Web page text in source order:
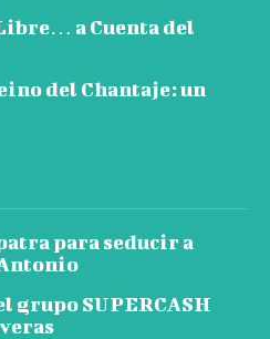
a Cuenta del
del Chantaje: un
para seducir a
grupo SUPERCASH